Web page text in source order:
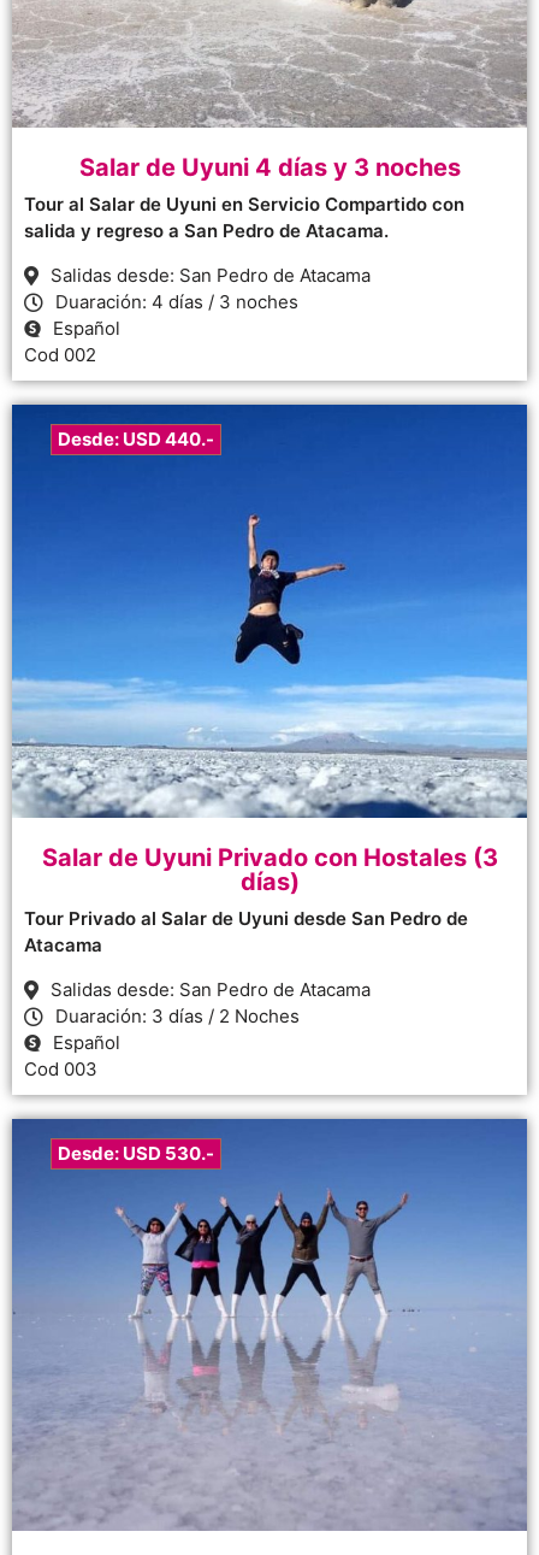
Salar de Uyuni 4 días y 3 noches
Tour al Salar de Uyuni en Servicio Compartido con
salida y regreso a San Pedro de Atacama.
Salidas desde: San Pedro de Atacama
Duaración: 4 días / 3 noches
Español
Cod 002
Desde: USD 440.-
Salar de Uyuni Privado con Hostales (3
días)
Tour Privado al Salar de Uyuni desde San Pedro de
Atacama
Salidas desde: San Pedro de Atacama
Duaración: 3 días / 2 Noches
Español
Cod 003
Desde: USD 530.-